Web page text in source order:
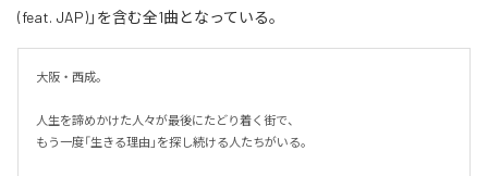
(feat. JAP)」を含む全1曲となっている。
大阪・西成。
人生を諦めかけた人々が最後にたどり着く街で、
もう一度「生きる理由」を探し続ける人たちがいる。